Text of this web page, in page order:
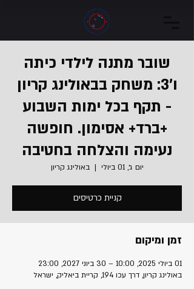
שובר מתנה לילדי כיתה
ו'3: משחק בבאולינג קריון
- תקף בכל ימות השבוע
+ברד+ אסימון. חופשה
נעימה והצלחה בחטיבה
יום ג׳, 01 ביולי
  |
באולינג קריון
קניית כרטיסים
זמן ומיקום
01 ביולי 2025, 10:00 – 30 ביוני 2027, 23:00
באולינג קריון, דרך עכו 194, קריית ביאליק, ישראל